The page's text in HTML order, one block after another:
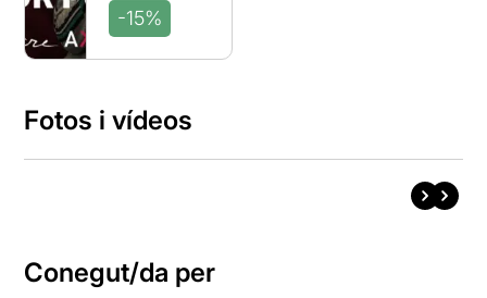
-15%
Fotos i vídeos
Conegut/da per